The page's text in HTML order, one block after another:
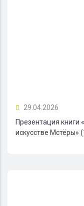
29.04.2026
Презентация книги
искусстве Мстёры»